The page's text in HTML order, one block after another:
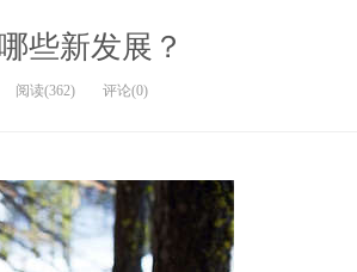
些新发展？
阅读(362) 评论(0)